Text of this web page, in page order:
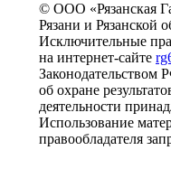
© ООО «Рязанская
Рязани и Рязанской
Исключительные
на интернет-сайте
Законодательством
об охране
деятельности
Использование
правообладателя